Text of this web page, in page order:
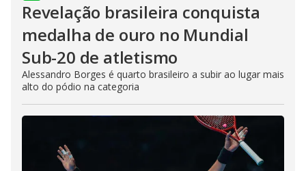
Revelação brasileira conquista
medalha de ouro no Mundial
Sub-20 de atletismo
Alessandro Borges é quarto brasileiro a subir ao lugar mais
alto do pódio na categoria